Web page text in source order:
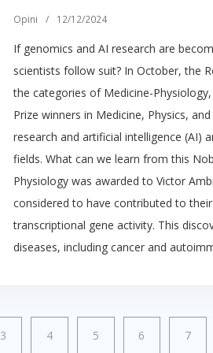
Opini / 12/12/2024
If genomics and AI research are
scientists follow suit? In October, the
the categories of Medicine-
Prize winners in Medicine, Physics,
research and artificial intelligence (AI)
fields. What can we learn from this
Physiology was awarded to Victor
considered to have contributed to
transcriptional gene activity. This
diseases, including cancer and
3 4 5 6 7